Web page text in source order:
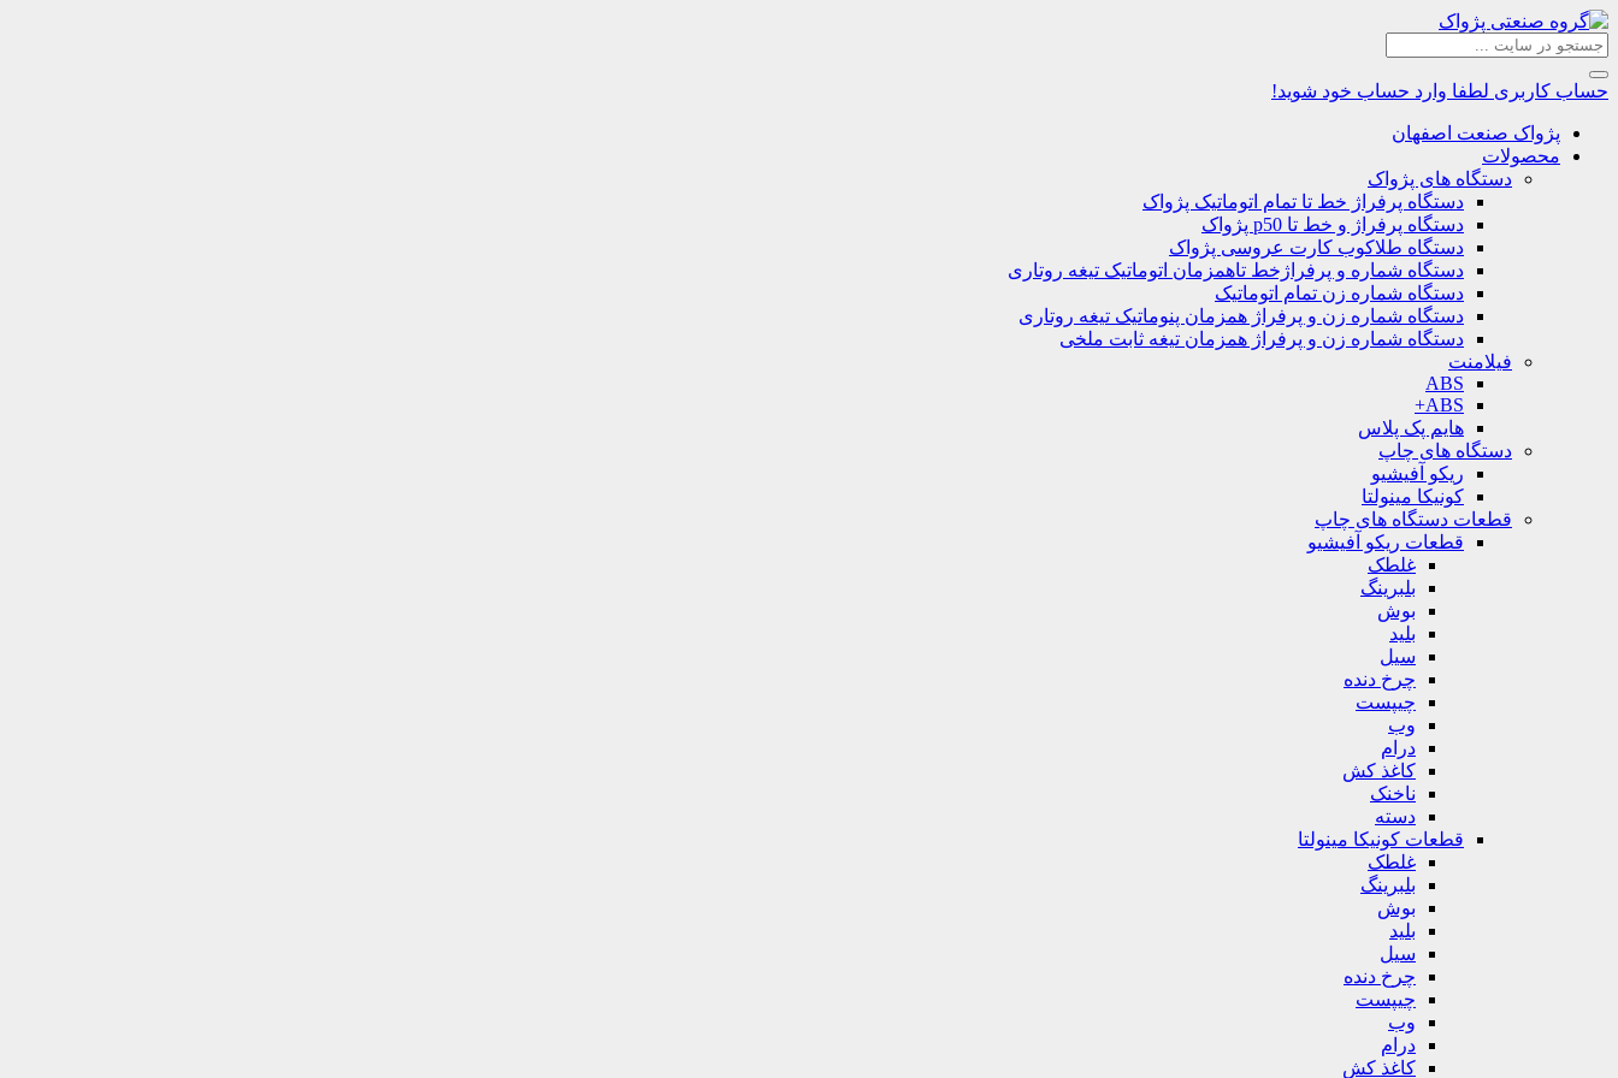
حساب کاربری لطفا وارد حساب خود شوید!
پژواک صنعت اصفهان
محصولات
دستگاه های پژواک
دستگاه پرفراژ خط تا تمام اتوماتیک پژواک
دستگاه پرفراژ و خط تا p50 پژواک
دستگاه طلاکوب کارت عروسی پژواک
دستگاه شماره و پرفراژخط تاهمزمان اتوماتیک تیغه روتاری
دستگاه شماره زن تمام اتوماتیک
دستگاه شماره زن و پرفراژ همزمان پنوماتیک تیغه روتاری
دستگاه شماره زن و پرفراژ همزمان تیغه ثابت ملخی
فیلامنت
ABS
ABS+
هایم پک پلاس
دستگاه های چاپ
ریکو آفیشیو
کونیکا مینولتا
قطعات دستگاه های چاپ
قطعات ریکو آفیشیو
غلطک
بلبرینگ
بوش
بلید
سیل
چرخ دنده
چیپست
وب
درام
کاغذ کش
ناخنک
دسته
قطعات کونیکا مینولتا
غلطک
بلبرینگ
بوش
بلید
سیل
چرخ دنده
چیپست
وب
درام
کاغذ کش